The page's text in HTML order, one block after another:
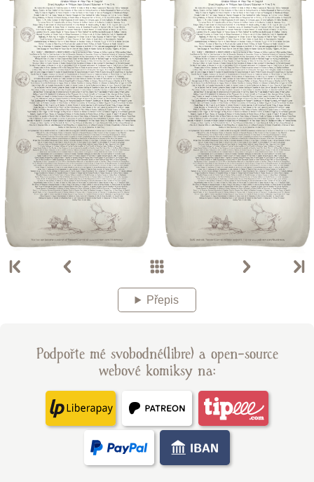
Přepis
Podpořte mé svobodné(libre) a open-source
webové komiksy na: